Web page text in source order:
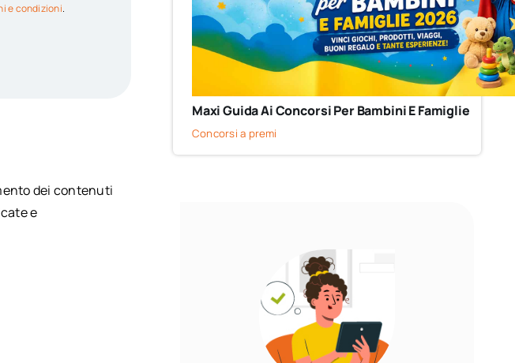
e condizioni.
dei contenuti
e
Maxi Guida Ai Concorsi Per Bambini E Famiglie
Concorsi a premi